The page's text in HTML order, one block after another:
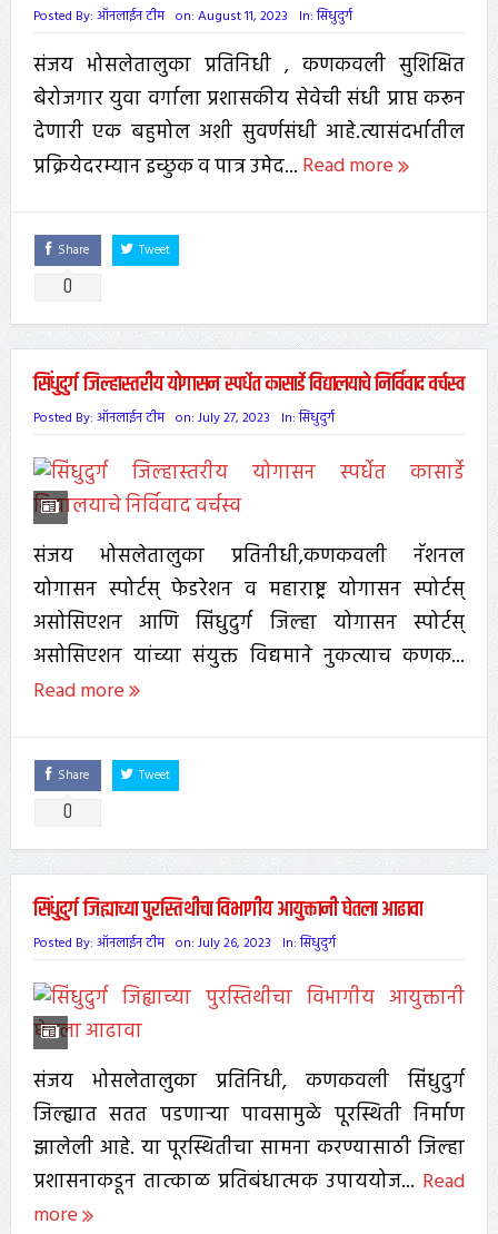
Posted By: ऑनलाईन टीम on: August 11, 2023 In:सिंधुदुर्ग
संजय भोसलेतालुका प्रतिनिधी , कणकवली सुशिक्षित
बेरोजगार युवा वर्गाला प्रशासकीय सेवेची संधी प्राप्त करून
देणारी एक बहुमोल अशी सुवर्णसंधी आहे.त्यासंदर्भातील
प्रक्रियेदरम्यान इच्छुक व पात्र उमेद... Read more
Share
0
Tweet
सिंधुदुर्ग जिल्हास्तरीय योगासन स्पर्धेत कासार्डे विद्यालयाचे निर्विवाद वर्चस्व
Posted By: ऑनलाईन टीम on: July 27, 2023 In:सिंधुदुर्ग
संजय भोसलेतालुका प्रतिनीधी,कणकवली नॅशनल
योगासन स्पोर्टस् फेडरेशन व महाराष्ट्र योगासन स्पोर्टस्
असोसिएशन आणि सिंधुदुर्ग जिल्हा योगासन स्पोर्टस्
असोसिएशन यांच्या संयुक्त विद्यमाने नुकत्याच कणक...
Read more
Share
0
Tweet
सिंधुदुर्ग जिह्याच्या पुरस्तिथीचा विभागीय आयुक्तानी घेतला आढावा
Posted By: ऑनलाईन टीम on: July 26, 2023 In:सिंधुदुर्ग
संजय भोसलेतालुका प्रतिनिधी, कणकवली सिंधुदुर्ग
जिल्ह्यात सतत पडणाऱ्या पावसामुळे पूरस्थिती निर्माण
झालेली आहे. या पूरस्थितीचा सामना करण्यासाठी जिल्हा
प्रशासनाकडून तात्काळ प्रतिबंधात्मक उपाययोज... Read
more